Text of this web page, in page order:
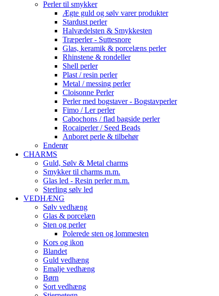
Perler til smykker
Ægte guld og sølv varer produkter
Stardust perler
Halvædelsten & Smykkesten
Træperler - Suttesnore
Glas, keramik & porcelæns perler
Rhinstene & rondeller
Shell perler
Plast / resin perler
Metal / messing perler
Cloisonne Perler
Perler med bogstaver - Bogstavperler
Fimo / Ler perler
Cabochons / flad bagside perler
Rocaiperler / Seed Beads
Anboret perle & tilbehør
Enderør
CHARMS
Guld, Sølv & Metal charms
Smykker til charms m.m.
Glas led - Resin perler m.m.
Sterling sølv led
VEDHÆNG
Sølv vedhæng
Glas & porcelæn
Sten og perler
Polerede sten og lommesten
Kors og ikon
Blandet
Guld vedhæng
Emalje vedhæng
Børn
Sort vedhæng